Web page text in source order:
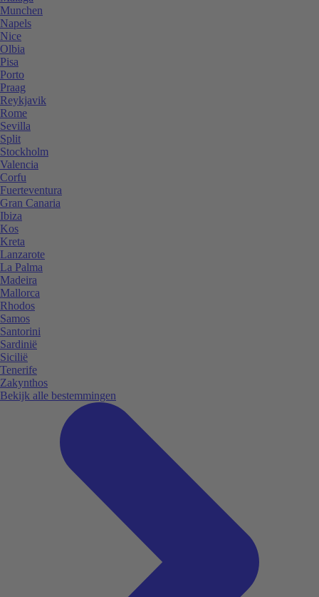
Munchen
Napels
Nice
Olbia
Pisa
Porto
Praag
Reykjavik
Rome
Sevilla
Split
Stockholm
Valencia
Corfu
Fuerteventura
Gran Canaria
Ibiza
Kos
Kreta
Lanzarote
La Palma
Madeira
Mallorca
Rhodos
Samos
Santorini
Sardinië
Sicilië
Tenerife
Zakynthos
Bekijk alle bestemmingen